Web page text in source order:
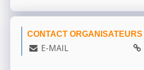
CONTACT ORGANISATEURS
E-MAIL